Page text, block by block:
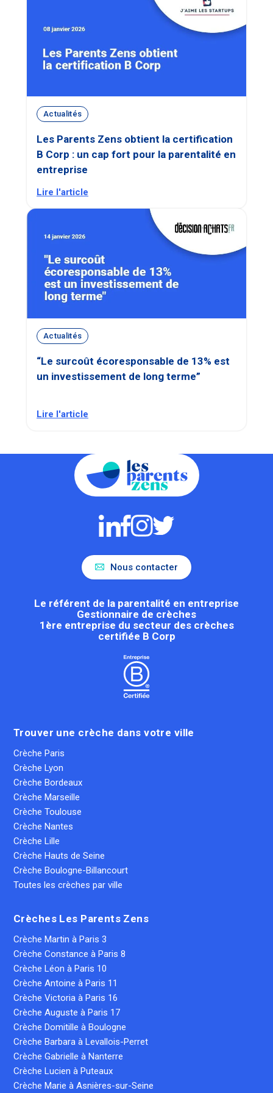
Actualités
Les Parents Zens obtient la certification
B Corp : un cap fort pour la parentalité en
entreprise
Lire l'article
Actualités
“Le surcoût écoresponsable de 13% est
un investissement de long terme”
Lire l'article
Nous contacter
Le référent de la parentalité en entreprise
Gestionnaire de crèches
1ère entreprise du secteur des crèches
certifiée B Corp
Trouver une crèche dans votre ville
Crèche Paris
Crèche Lyon
Crèche Bordeaux
Crèche Marseille
Crèche Toulouse
Crèche Nantes
Crèche Lille
Crèche Hauts de Seine
Crèche Boulogne-Billancourt
Toutes les crèches par ville
Crèches Les Parents Zens
Crèche Martin à Paris 3
Crèche Constance à Paris 8
Crèche Léon à Paris 10
Crèche Antoine à Paris 11
Crèche Victoria à Paris 16
Crèche Auguste à Paris 17
Crèche Domitille à Boulogne
Crèche Barbara à Levallois-Perret
Crèche Gabrielle à Nanterre
Crèche Lucien à Puteaux
Crèche Marie à Asnières-sur-Seine